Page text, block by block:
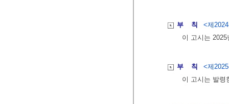
부 칙
<제
이 고시는
부 칙
<제
이 고시는 발령